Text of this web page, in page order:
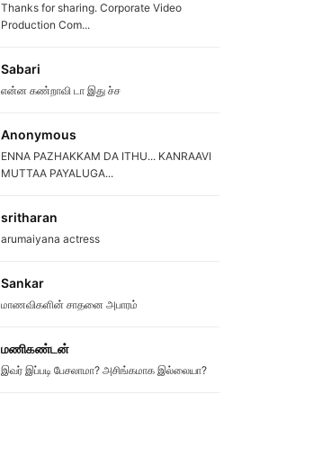
Thanks for sharing. Corporate Video
Production Com...
Sabari
என்ன கண்றாவி டா இது ச்ச
Anonymous
ENNA PAZHAKKAM DA ITHU... KANRAAVI
MUTTAA PAYALUGA...
sritharan
arumaiyana actress
Sankar
மாணவிகளின் சாதனை அபாரம்
மணிகண்டன்
இவர் இப்படி பேசலாமா? அசிங்கமாக இல்லையா?